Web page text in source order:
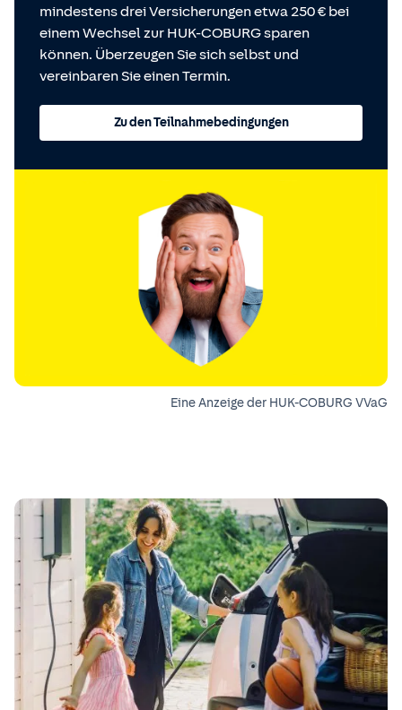
mindestens drei Versicherungen etwa 250 € bei
einem Wechsel zur HUK-COBURG sparen
können. Überzeugen Sie sich selbst und
vereinbaren Sie einen Termin.
Zu den Teilnahmebedingungen
Eine Anzeige der HUK-COBURG VVaG